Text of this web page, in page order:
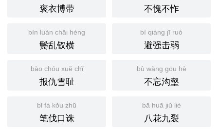
褒衣博带 不愧不怍
bìn luàn chāi héng
鬓乱钗横
bì qiáng jī ruò
避强击弱
bào chóu xuě chǐ
报仇雪耻
bù wàng gōu hè
不忘沟壑
bǐ fá kǒu zhū
笔伐口诛
bā huā jiǔ liè
八花九裂